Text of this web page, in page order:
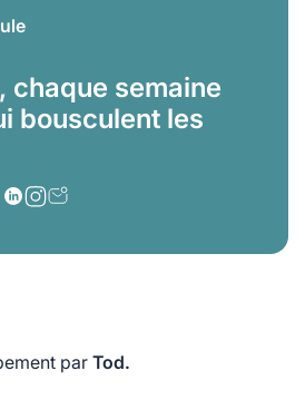
chaque semaine
bousculent les
par Tod.